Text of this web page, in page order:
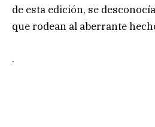
de esta edición, se
que rodean al aberrante
.